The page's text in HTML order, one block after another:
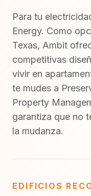
Para tu
Energy. Como
Texas, Ambit
competitivas
vivir en
te mudes a
Property
garantiza que no
la mudanza.
EDIFICIOS